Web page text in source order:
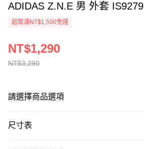
ADIDAS Z.N.E 男 外套 IS9279
超取滿NT$1,500免運
NT$3,290
NT$1,290
請選擇商品選項
尺寸表